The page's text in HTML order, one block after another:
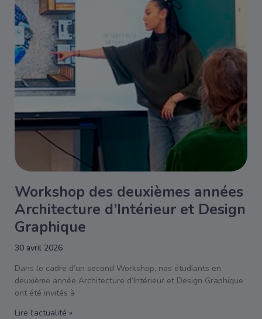
Workshop des deuxièmes années
Architecture d’Intérieur et Design
Graphique
30 avril 2026
Dans le cadre d’un second Workshop, nos étudiants en
deuxième année Architecture d’Intérieur et Design Graphique
ont été invités à
Lire l'actualité »